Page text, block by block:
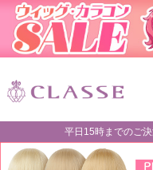
平日15時までのご